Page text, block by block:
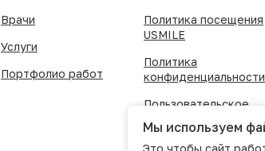
Мы используем
Это чтобы сайт
Врачи
Услуги
Портфолио работ
Политика посещения
USMILE
Политика
конфиденциальности
Пользовательское
Согласие